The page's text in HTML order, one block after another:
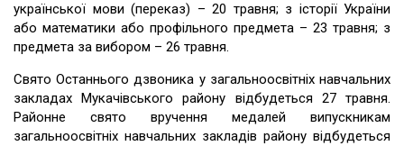
української мови (переказ) – 20 травня; з історії України
або математики або профільного предмета – 23 травня; з
предмета за вибором – 26 травня.
Свято Останнього дзвоника у загальноосвітніх навчальних
закладах Мукачівського району відбудеться 27 травня.
Районне свято вручення медалей випускникам
загальноосвітніх навчальних закладів району відбудеться